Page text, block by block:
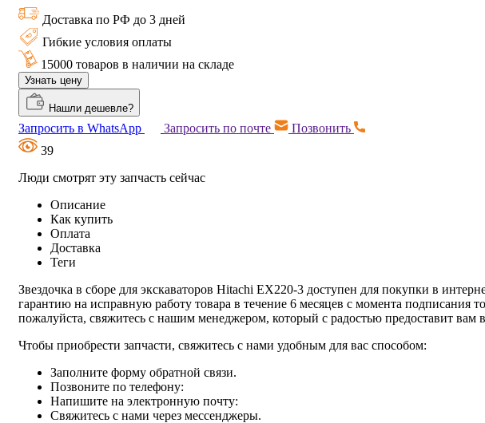
Доставка по РФ до 3 дней
Гибкие условия оплаты
15000 товаров в наличии на складе
Узнать цену
Нашли дешевле?
Запросить в WhatsApp Запросить по почте
Позвонить
39
Люди смотрят эту запчасть сейчас
Описание
Как купить
Оплата
Доставка
Теги
Звездочка в сборе для экскаваторов Hitachi EX220-3 доступен для покупки в
гарантию на исправную работу товара в течение 6 месяцев с момента подписания
пожалуйста, свяжитесь с нашим менеджером, который с радостью предоставит
Чтобы приобрести запчасти, свяжитесь с нами удобным для вас способом:
Заполните форму обратной связи.
Позвоните по телефону:
Напишите на электронную почту:
Свяжитесь с нами через мессенджеры.